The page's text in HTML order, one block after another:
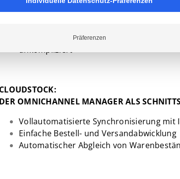
Die topaktuellsten Produktattribute von
Via Schnittstelle zu Cloudstock
unkompliziert
CLOUDSTOCK:
DER OMNICHANNEL MANAGER ALS
Vollautomatisierte Synchronisierung mit
Einfache Bestell- und Versandabwicklung
Automatischer Abgleich von
Präferenzen